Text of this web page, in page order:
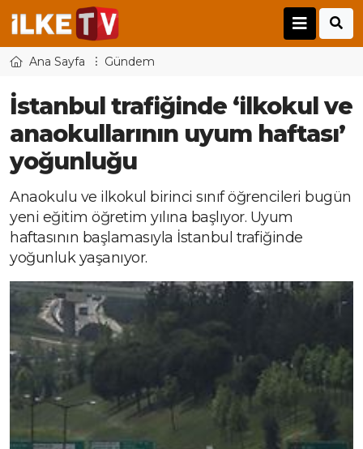
Ana Sayfa Gündem
İstanbul trafiğinde ‘ilkokul ve
anaokullarının uyum haftası’
yoğunluğu
Anaokulu ve ilkokul birinci sınıf öğrencileri bugün
yeni eğitim öğretim yılına başlıyor. Uyum
haftasının başlamasıyla İstanbul trafiğinde
yoğunluk yaşanıyor.